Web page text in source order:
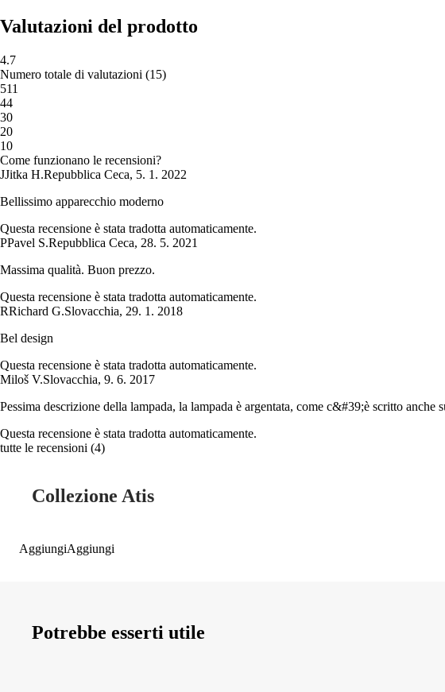
Valutazioni del prodotto
4.7
Numero totale di valutazioni (15)
511
44
30
20
10
Come funzionano le recensioni?
JJitka H.Repubblica Ceca, 5. 1. 2022
Bellissimo apparecchio moderno
Questa recensione è stata tradotta automaticamente.
PPavel S.Repubblica Ceca, 28. 5. 2021
Massima qualità. Buon prezzo.
Questa recensione è stata tradotta automaticamente.
RRichard G.Slovacchia, 29. 1. 2018
Bel design
Questa recensione è stata tradotta automaticamente.
Miloš V.Slovacchia, 9. 6. 2017
Pessima descrizione della lampada, la lampada è argentata, come c&#39;è scritto anche
Questa recensione è stata tradotta automaticamente.
tutte le recensioni (4)
Collezione Atis
AggiungiAggiungi
Potrebbe esserti utile